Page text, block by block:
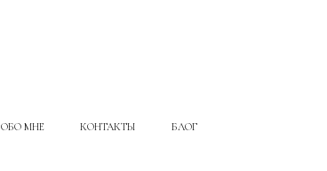
ОБО МНЕ КОНТАКТЫ БЛОГ